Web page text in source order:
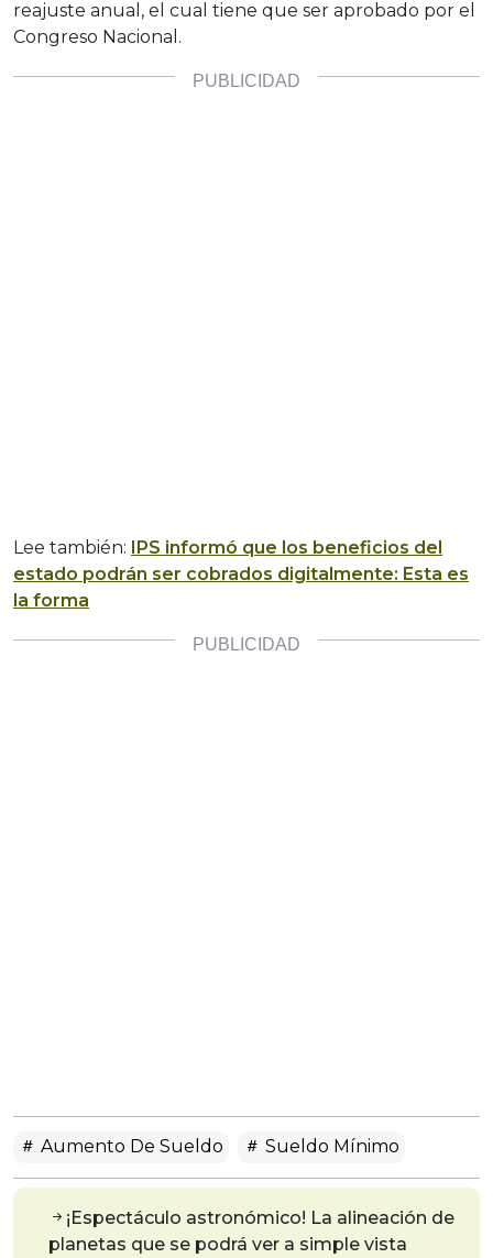
reajuste anual, el cual tiene que ser aprobado por el
Congreso Nacional.
Lee también: IPS informó que los beneficios del
estado podrán ser cobrados digitalmente: Esta es
la forma
Aumento De Sueldo Sueldo Mínimo
¡Espectáculo astronómico! La alineación de
planetas que se podrá ver a simple vista